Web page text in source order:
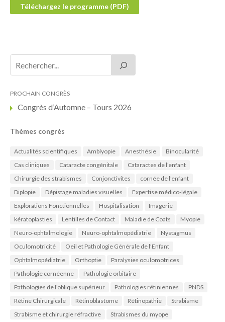
Téléchargez le programme (PDF)
PROCHAIN CONGRÈS
Congrès d’Automne – Tours 2026
Thèmes congrès
Actualités scientifiques Amblyopie Anesthésie
Binocularité
Cas cliniques
Cataracte congénitale
Cataractes de l'enfant
Chirurgie des strabismes
Conjonctivites
cornée de l'enfant
Diplopie
Dépistage maladies visuelles
Expertise médico-légale
Explorations Fonctionnelles
Hospitalisation
Imagerie
kératoplasties
Lentilles de Contact Maladie de Coats
Myopie
Neuro-ophtalmologie
Neuro-ophtalmopédiatrie
Nystagmus
Oculomotricité
Oeil et Pathologie Générale de l'Enfant
Ophtalmopédiatrie
Orthoptie
Paralysies oculomotrices
Pathologie cornéenne
Pathologie orbitaire
Pathologies de l'oblique supérieur
Pathologies rétiniennes
PNDS
Rétine Chirurgicale
Rétinoblastome Rétinopathie
Strabisme
Strabisme et chirurgie réfractive
Strabismes du myope